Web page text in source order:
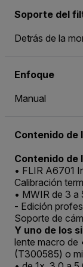
Soporte del
Detrás de la
Enfoque
Manual
Contenido de
Contenido de
• FLIR A6701
Calibración
• MWIR de 3
- Edición
Soporte de
Y uno de los
lente macro de
(T300585) o